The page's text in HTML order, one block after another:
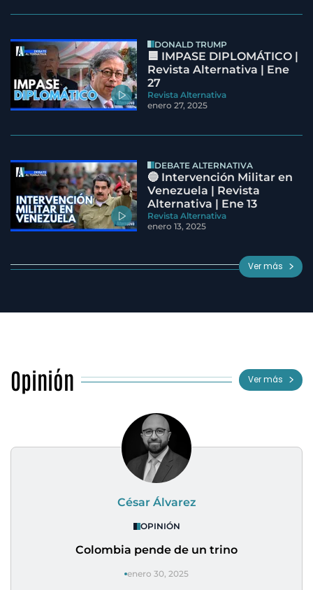
DONALD TRUMP
🟦 IMPASE DIPLOMÁTICO |
Revista Alternativa | Ene
27
Revista Alternativa
enero 27, 2025
DEBATE ALTERNATIVA
🔵 Intervención Militar en
Venezuela | Revista
Alternativa | Ene 13
Revista Alternativa
enero 13, 2025
Ver más
Opinión Ver más
César Álvarez
OPINIÓN
Colombia pende de un trino
enero 30, 2025